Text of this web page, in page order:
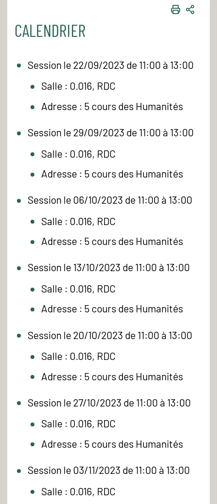
CALENDRIER
Session le 22/09/2023 de 11:00 à 13:00
Salle : 0.016, RDC
Adresse : 5 cours des Humanités
Session le 29/09/2023 de 11:00 à 13:00
Salle : 0.016, RDC
Adresse : 5 cours des Humanités
Session le 06/10/2023 de 11:00 à 13:00
Salle : 0.016, RDC
Adresse : 5 cours des Humanités
Session le 13/10/2023 de 11:00 à 13:00
Salle : 0.016, RDC
Adresse : 5 cours des Humanités
Session le 20/10/2023 de 11:00 à 13:00
Salle : 0.016, RDC
Adresse : 5 cours des Humanités
Session le 27/10/2023 de 11:00 à 13:00
Salle : 0.016, RDC
Adresse : 5 cours des Humanités
Session le 03/11/2023 de 11:00 à 13:00
Salle : 0.016, RDC